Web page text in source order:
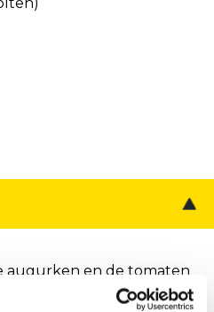
augurken en de tomaten